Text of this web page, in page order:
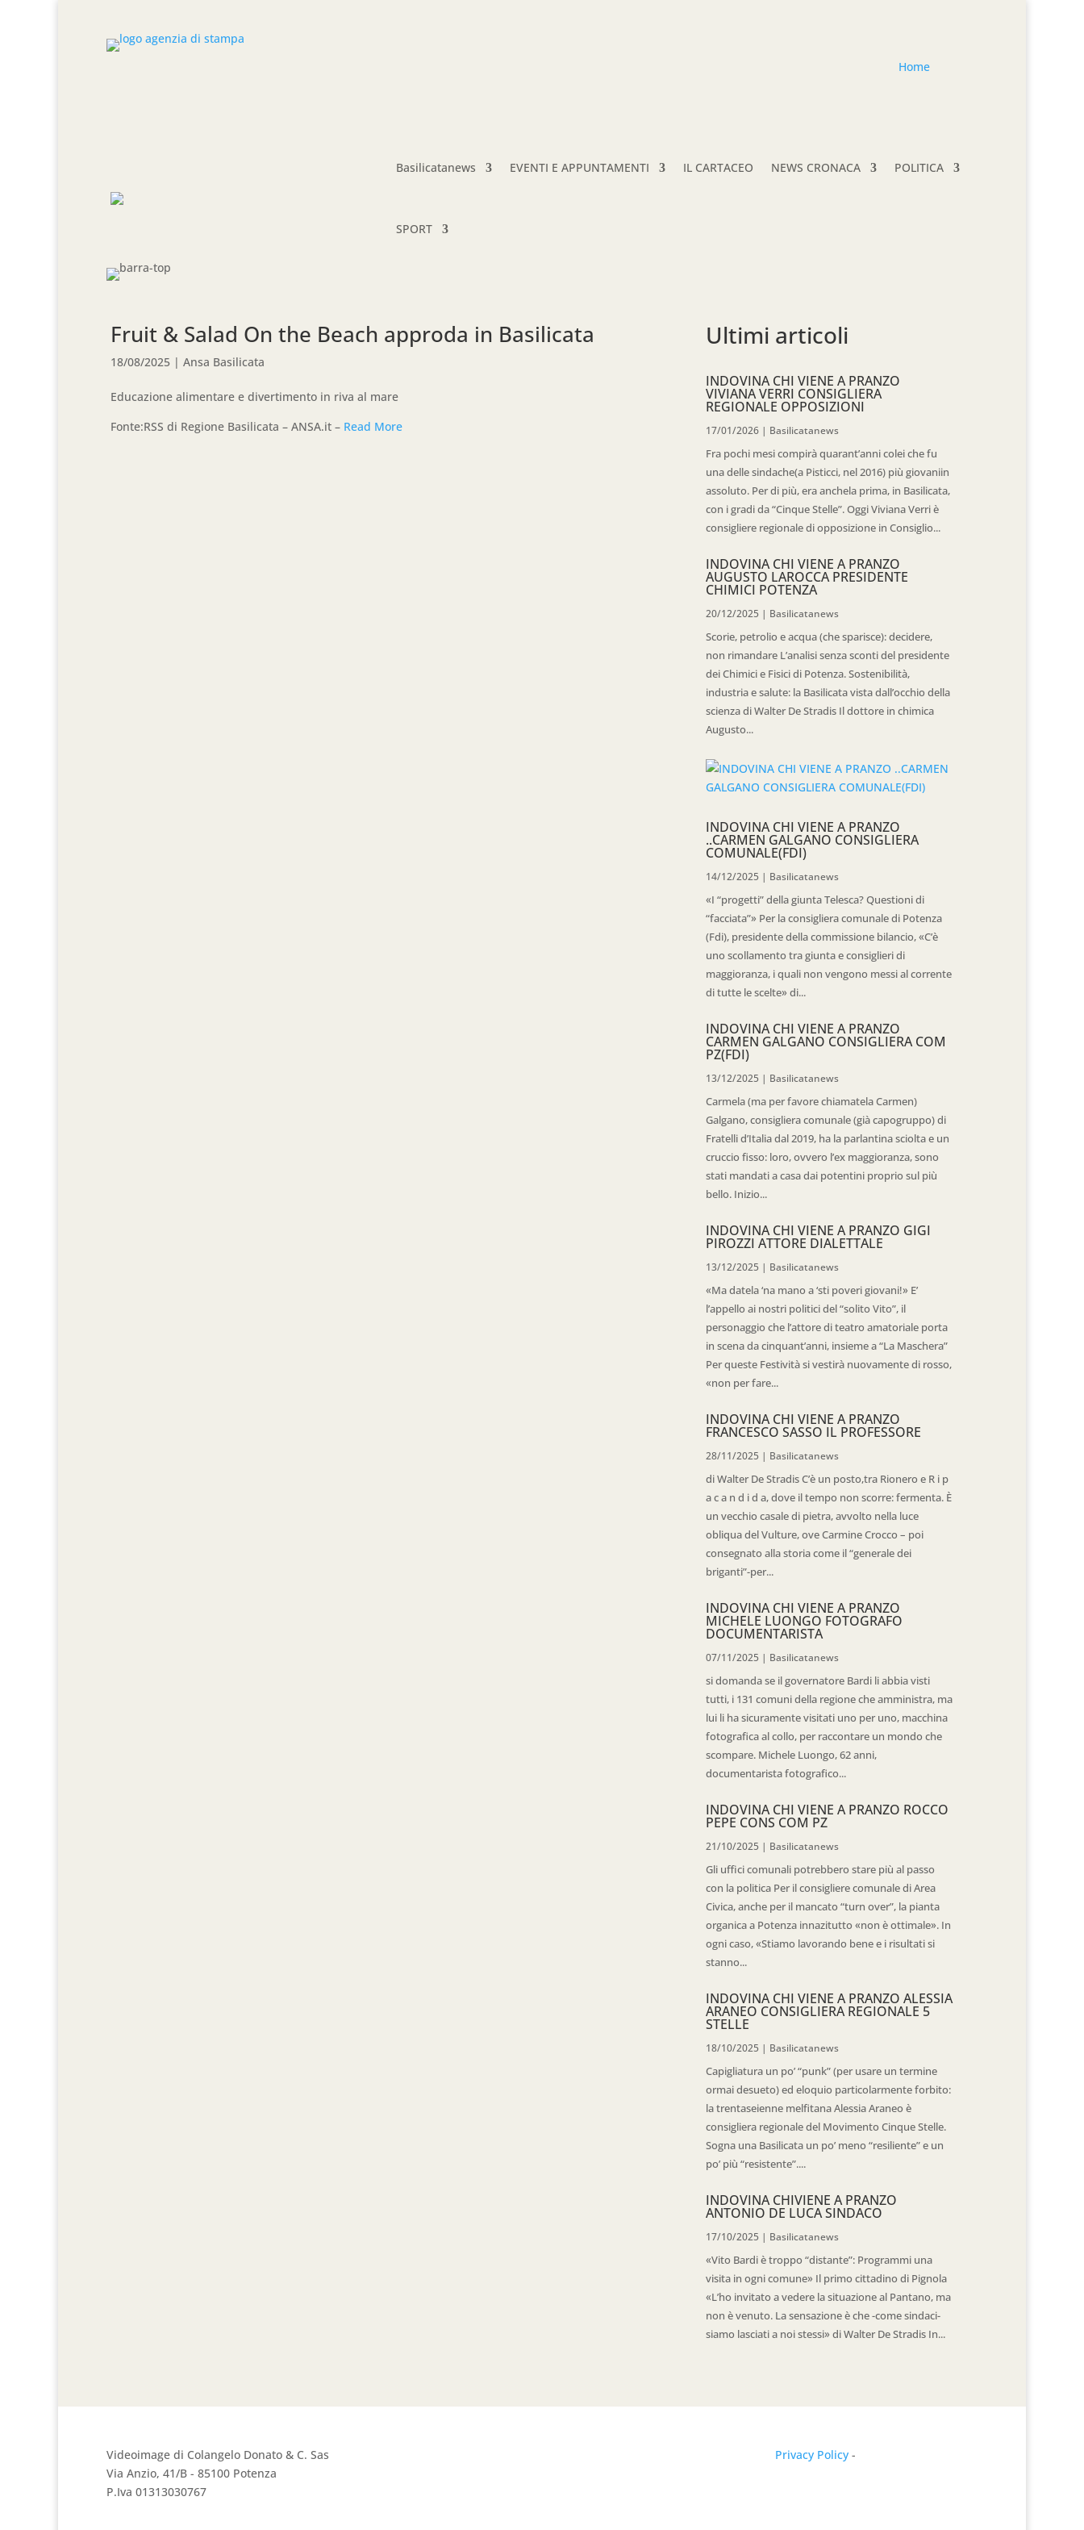
Home
Basilicatanews EVENTI E APPUNTAMENTI IL CARTACEO NEWS CRONACA POLITICA
SPORT
Fruit & Salad On the Beach approda in Basilicata
18/08/2025 | Ansa Basilicata
Educazione alimentare e divertimento in riva al mare
Fonte:RSS di Regione Basilicata – ANSA.it – Read More
Ultimi articoli
INDOVINA CHI VIENE A PRANZO
VIVIANA VERRI CONSIGLIERA
REGIONALE OPPOSIZIONI
17/01/2026 | Basilicatanews
Fra pochi mesi compirà quarant’anni colei che fu
una delle sindache(a Pisticci, nel 2016) più giovaniin
assoluto. Per di più, era anchela prima, in Basilicata,
con i gradi da “Cinque Stelle”. Oggi Viviana Verri è
consigliere regionale di opposizione in Consiglio...
INDOVINA CHI VIENE A PRANZO
AUGUSTO LAROCCA PRESIDENTE
CHIMICI POTENZA
20/12/2025 | Basilicatanews
Scorie, petrolio e acqua (che sparisce): decidere,
non rimandare L’analisi senza sconti del presidente
dei Chimici e Fisici di Potenza. Sostenibilità,
industria e salute: la Basilicata vista dall’occhio della
scienza di Walter De Stradis Il dottore in chimica
Augusto...
INDOVINA CHI VIENE A PRANZO
..CARMEN GALGANO CONSIGLIERA
COMUNALE(FDI)
14/12/2025 | Basilicatanews
«I “progetti” della giunta Telesca? Questioni di
“facciata”» Per la consigliera comunale di Potenza
(Fdi), presidente della commissione bilancio, «C’è
uno scollamento tra giunta e consiglieri di
maggioranza, i quali non vengono messi al corrente
di tutte le scelte» di...
INDOVINA CHI VIENE A PRANZO
CARMEN GALGANO CONSIGLIERA COM
PZ(FDI)
13/12/2025 | Basilicatanews
Carmela (ma per favore chiamatela Carmen)
Galgano, consigliera comunale (già capogruppo) di
Fratelli d’Italia dal 2019, ha la parlantina sciolta e un
cruccio fisso: loro, ovvero l’ex maggioranza, sono
stati mandati a casa dai potentini proprio sul più
bello. Inizio...
INDOVINA CHI VIENE A PRANZO GIGI
PIROZZI ATTORE DIALETTALE
13/12/2025 | Basilicatanews
«Ma datela ‘na mano a ‘sti poveri giovani!» E’
l’appello ai nostri politici del “solito Vito”, il
personaggio che l’attore di teatro amatoriale porta
in scena da cinquant’anni, insieme a “La Maschera”
Per queste Festività si vestirà nuovamente di rosso,
«non per fare...
INDOVINA CHI VIENE A PRANZO
FRANCESCO SASSO IL PROFESSORE
28/11/2025 | Basilicatanews
di Walter De Stradis C’è un posto,tra Rionero e R i p
a c a n d i d a, dove il tempo non scorre: fermenta. È
un vecchio casale di pietra, avvolto nella luce
obliqua del Vulture, ove Carmine Crocco – poi
consegnato alla storia come il “generale dei
briganti”-per...
INDOVINA CHI VIENE A PRANZO
MICHELE LUONGO FOTOGRAFO
DOCUMENTARISTA
07/11/2025 | Basilicatanews
si domanda se il governatore Bardi li abbia visti
tutti, i 131 comuni della regione che amministra, ma
lui li ha sicuramente visitati uno per uno, macchina
fotografica al collo, per raccontare un mondo che
scompare. Michele Luongo, 62 anni,
documentarista fotografico...
INDOVINA CHI VIENE A PRANZO ROCCO
PEPE CONS COM PZ
21/10/2025 | Basilicatanews
Gli uffici comunali potrebbero stare più al passo
con la politica Per il consigliere comunale di Area
Civica, anche per il mancato “turn over”, la pianta
organica a Potenza innazitutto «non è ottimale». In
ogni caso, «Stiamo lavorando bene e i risultati si
stanno...
INDOVINA CHI VIENE A PRANZO ALESSIA
ARANEO CONSIGLIERA REGIONALE 5
STELLE
18/10/2025 | Basilicatanews
Capigliatura un po’ “punk” (per usare un termine
ormai desueto) ed eloquio particolarmente forbito:
la trentaseienne melfitana Alessia Araneo è
consigliera regionale del Movimento Cinque Stelle.
Sogna una Basilicata un po’ meno “resiliente” e un
po’ più “resistente”....
INDOVINA CHIVIENE A PRANZO
ANTONIO DE LUCA SINDACO
17/10/2025 | Basilicatanews
«Vito Bardi è troppo “distante”: Programmi una
visita in ogni comune» Il primo cittadino di Pignola
«L’ho invitato a vedere la situazione al Pantano, ma
non è venuto. La sensazione è che -come sindaci-
siamo lasciati a noi stessi» di Walter De Stradis In...
Videoimage di Colangelo Donato & C. Sas
Via Anzio, 41/B - 85100 Potenza
P.Iva 01313030767
Privacy Policy-